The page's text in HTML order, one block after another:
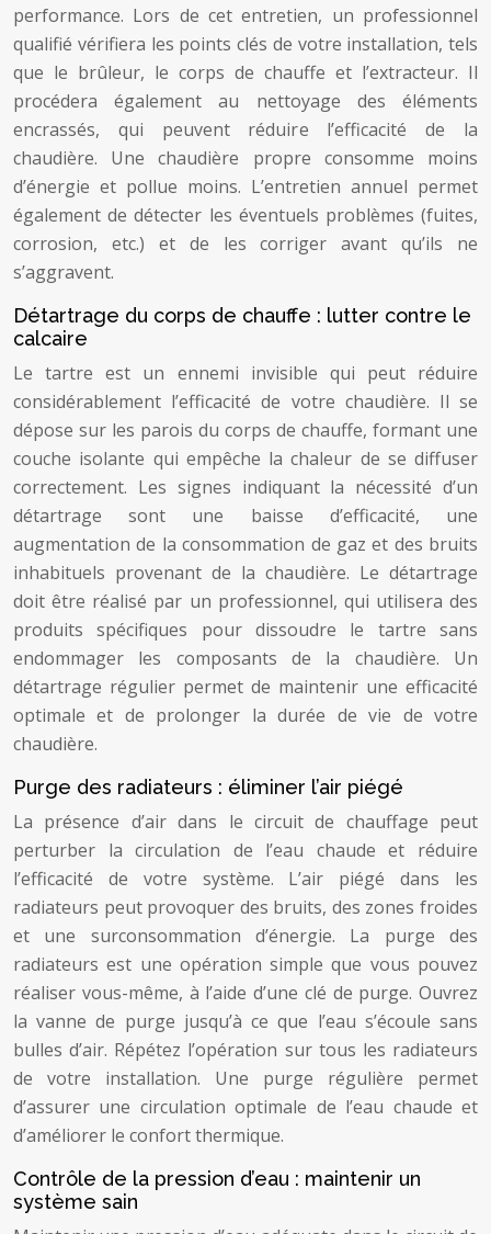
performance. Lors de cet entretien, un professionnel
qualifié vérifiera les points clés de votre installation, tels
que le brûleur, le corps de chauffe et l’extracteur. Il
procédera également au nettoyage des éléments
encrassés, qui peuvent réduire l’efficacité de la
chaudière. Une chaudière propre consomme moins
d’énergie et pollue moins. L’entretien annuel permet
également de détecter les éventuels problèmes (fuites,
corrosion, etc.) et de les corriger avant qu’ils ne
s’aggravent.
Détartrage du corps de chauffe : lutter contre le
calcaire
Le tartre est un ennemi invisible qui peut réduire
considérablement l’efficacité de votre chaudière. Il se
dépose sur les parois du corps de chauffe, formant une
couche isolante qui empêche la chaleur de se diffuser
correctement. Les signes indiquant la nécessité d’un
détartrage sont une baisse d’efficacité, une
augmentation de la consommation de gaz et des bruits
inhabituels provenant de la chaudière. Le détartrage
doit être réalisé par un professionnel, qui utilisera des
produits spécifiques pour dissoudre le tartre sans
endommager les composants de la chaudière. Un
détartrage régulier permet de maintenir une efficacité
optimale et de prolonger la durée de vie de votre
chaudière.
Purge des radiateurs : éliminer l’air piégé
La présence d’air dans le circuit de chauffage peut
perturber la circulation de l’eau chaude et réduire
l’efficacité de votre système. L’air piégé dans les
radiateurs peut provoquer des bruits, des zones froides
et une surconsommation d’énergie. La purge des
radiateurs est une opération simple que vous pouvez
réaliser vous-même, à l’aide d’une clé de purge. Ouvrez
la vanne de purge jusqu’à ce que l’eau s’écoule sans
bulles d’air. Répétez l’opération sur tous les radiateurs
de votre installation. Une purge régulière permet
d’assurer une circulation optimale de l’eau chaude et
d’améliorer le confort thermique.
Contrôle de la pression d’eau : maintenir un
système sain